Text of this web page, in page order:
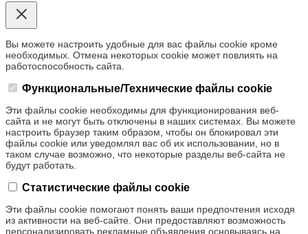
Вы можете настроить удобные для вас файлы cookie кроме
необходимых. Отмена некоторых cookie может повлиять на
работоспособность сайта.
Функциональные/Технические файлы cookie
Эти файлы cookie необходимы для функционирования веб-
сайта и не могут быть отключены в наших системах. Вы можете
настроить браузер таким образом, чтобы он блокировал эти
файлы cookie или уведомлял вас об их использовании, но в
таком случае возможно, что некоторые разделы веб-сайта не
будут работать.
Статистические файлы cookie
Эти файлы cookie помогают понять ваши предпочтения исходя
из активности на веб-сайте. Они предоставляют возможность
персонализировать рекламные объявления основываясь на